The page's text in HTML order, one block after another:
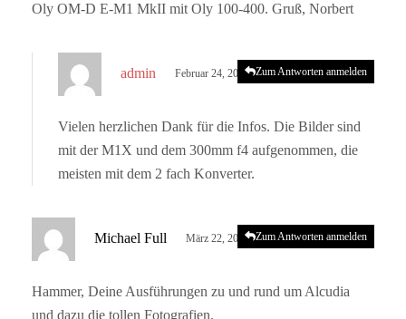
Oly OM-D E-M1 MkII mit Oly 100-400. Gruß, Norbert
admin
t
:
Februar 24, 2023 um 4:59 p.m. Uhr
Vielen herzlichen Dank für die Infos. Die Bilder sind
mit der M1X und dem 300mm f4 aufgenommen, die
meisten mit dem 2 fach Konverter.
Zum Antworten anmelden
Michael Full
t
März 22, 2023 um 10:45 a.m. Uhr
Hammer, Deine Ausführungen zu und rund um Alcudia
und dazu die tollen Fotografien.
Zum Antworten anmelden